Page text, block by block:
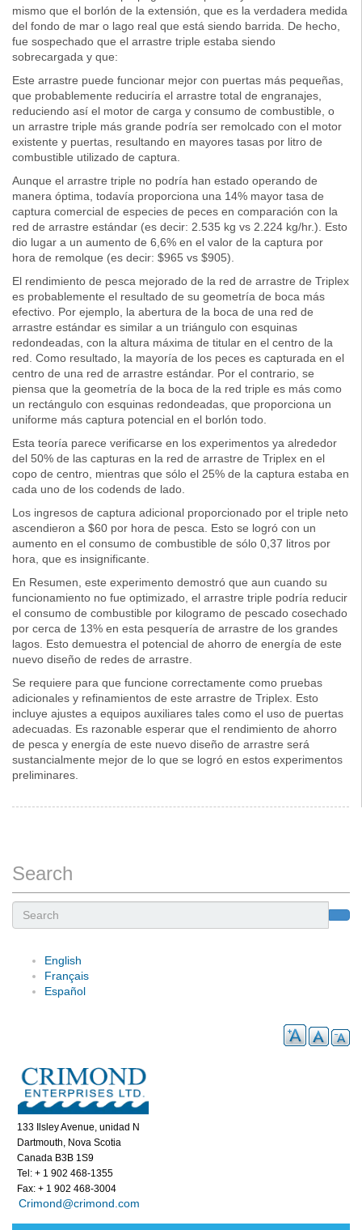
mismo que el borlón de la extensión, que es la verdadera medida
del fondo de mar o lago real que está siendo barrida. De hecho,
fue sospechado que el arrastre triple estaba siendo
sobrecargada y que:
Este arrastre puede funcionar mejor con puertas más pequeñas,
que probablemente reduciría el arrastre total de engranajes,
reduciendo así el motor de carga y consumo de combustible, o
un arrastre triple más grande podría ser remolcado con el motor
existente y puertas, resultando en mayores tasas por litro de
combustible utilizado de captura.
Aunque el arrastre triple no podría han estado operando de
manera óptima, todavía proporciona una 14% mayor tasa de
captura comercial de especies de peces en comparación con la
red de arrastre estándar (es decir: 2.535 kg vs 2.224 kg/hr.). Esto
dio lugar a un aumento de 6,6% en el valor de la captura por
hora de remolque (es decir: $965 vs $905).
El rendimiento de pesca mejorado de la red de arrastre de Triplex
es probablemente el resultado de su geometría de boca más
efectivo. Por ejemplo, la abertura de la boca de una red de
arrastre estándar es similar a un triángulo con esquinas
redondeadas, con la altura máxima de titular en el centro de la
red. Como resultado, la mayoría de los peces es capturada en el
centro de una red de arrastre estándar. Por el contrario, se
piensa que la geometría de la boca de la red triple es más como
un rectángulo con esquinas redondeadas, que proporciona un
uniforme más captura potencial en el borlón todo.
Esta teoría parece verificarse en los experimentos ya alrededor
del 50% de las capturas en la red de arrastre de Triplex en el
copo de centro, mientras que sólo el 25% de la captura estaba en
cada uno de los codends de lado.
Los ingresos de captura adicional proporcionado por el triple neto
ascendieron a $60 por hora de pesca. Esto se logró con un
aumento en el consumo de combustible de sólo 0,37 litros por
hora, que es insignificante.
En Resumen, este experimento demostró que aun cuando su
funcionamiento no fue optimizado, el arrastre triple podría reducir
el consumo de combustible por kilogramo de pescado cosechado
por cerca de 13% en esta pesquería de arrastre de los grandes
lagos. Esto demuestra el potencial de ahorro de energía de este
nuevo diseño de redes de arrastre.
Se requiere para que funcione correctamente como pruebas
adicionales y refinamientos de este arrastre de Triplex. Esto
incluye ajustes a equipos auxiliares tales como el uso de puertas
adecuadas. Es razonable esperar que el rendimiento de ahorro
de pesca y energía de este nuevo diseño de arrastre será
sustancialmente mejor de lo que se logró en estos experimentos
preliminares.
Search
English
Français
Español
133 Ilsley Avenue, unidad N
Dartmouth, Nova Scotia
Canada B3B 1S9
Tel: + 1 902 468-1355
Fax: + 1 902 468-3004
Crimond@crimond.com